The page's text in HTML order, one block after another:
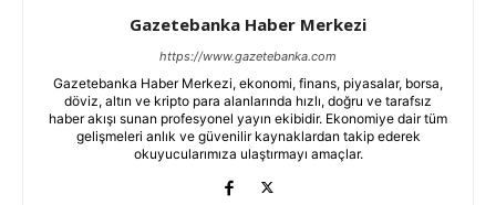
Gazetebanka Haber Merkezi
https://www.gazetebanka.com
Gazetebanka Haber Merkezi, ekonomi, finans, piyasalar, borsa,
döviz, altın ve kripto para alanlarında hızlı, doğru ve tarafsız
haber akışı sunan profesyonel yayın ekibidir. Ekonomiye dair tüm
gelişmeleri anlık ve güvenilir kaynaklardan takip ederek
okuyucularımıza ulaştırmayı amaçlar.